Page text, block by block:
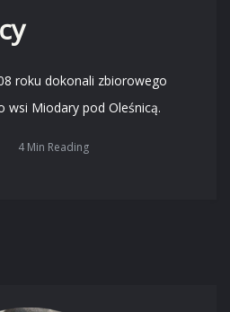
roku dokonali zbiorowego
wsi Miodary pod Oleśnicą.
4 Min Reading